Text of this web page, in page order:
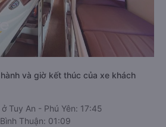
và giờ kết thúc của xe khách
Tuy An - Phú Yên: 17:45
Thuận: 01:09